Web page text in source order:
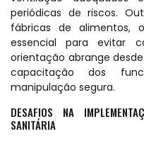
periódicas de riscos.
fábricas de alimentos,
essencial para evitar
orientação abrange
capacitação dos
manipulação segura.
DESAFIOS NA
SANITÁRIA